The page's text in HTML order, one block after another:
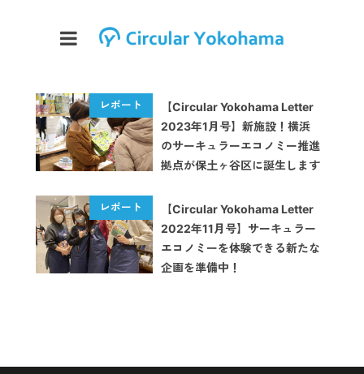
【Circular Yokohama Letter
2023年1月号】新施設！横浜
のサーキュラーエコノミー推進
拠点が保土ヶ谷区に誕生します
【Circular Yokohama Letter
2022年11月号】サーキュラー
エコノミーを体験できる新たな
企画を準備中！